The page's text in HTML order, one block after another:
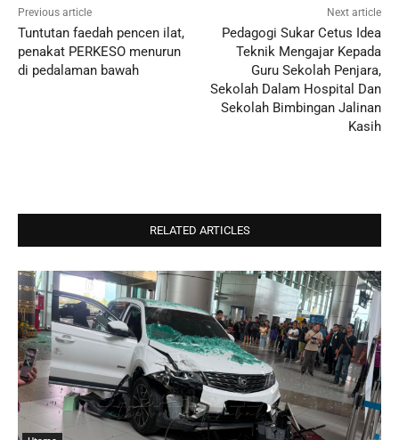
Previous article
Tuntutan faedah pencen ilat,
penakat PERKESO menurun
di pedalaman bawah
Next article
Pedagogi Sukar Cetus Idea
Teknik Mengajar Kepada
Guru Sekolah Penjara,
Sekolah Dalam Hospital Dan
Sekolah Bimbingan Jalinan
Kasih
RELATED ARTICLES